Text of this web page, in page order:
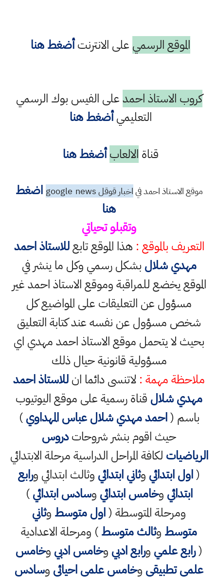
الموقع الرسمي على الانترنتأضغط هنا
كروب الاستاذ احمدعلى الفيس بوك الرسمي
التعليميأضغط هنا
قناة الالعاب أضغط هنا
موقع الاستاذ احمد فياخبار قوقل googlenews
اضغط
هنا
وتقبلو تحياتي
التعريف بالموقع : هذا الموقع تابعللاستاذ احمد
مهدي شلال بشكل رسمي وكل ما ينشر في
الموقع يخضع للمراقبة وموقع الاستاذ احمد غير
مسؤول عن التعليقات على المواضيع كل
شخص مسؤول عن نفسه عند كتابة التعليق
بحيث لا يتحمل موقع الاستاذ احمد مهدي اي
مسؤولية قانونية حيال ذلك
ملاحظة مهمة : لاتنسى دائما انللاستاذ احمد
مهدي شلال قناة رسمية على موقع اليوتيوب
باسم (احمد مهدي شلال عباس المهداوي)
حيث اقوم بنشر شروحاتدروس
الرياضيات لكافة المراحل الدراسية مرحلة الابتدائي
(اول ابتدائي وثاني ابتدائي وثالث ابتدائي ورابع
ابتدائي وخامس ابتدائي وسادس ابتدائي)
ومرحلة المتوسطة (اول متوسط وثاني
متوسط وثالث متوسط) ومرحلة الاعدادية
(رابع علمي ورابع ادبي وخامس ادبي وخامس
علمي تطبيقي وخامس علمي احيائي وسادس